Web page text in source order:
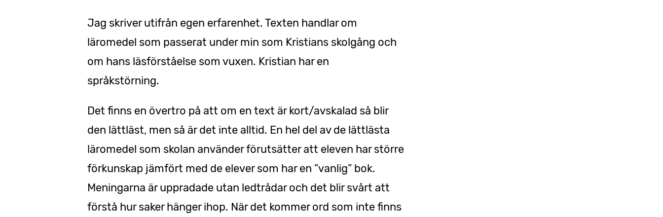
Jag skriver utifrån egen erfarenhet. Texten handlar om
läromedel som passerat under min som Kristians skolgång och
om hans läsförståelse som vuxen. Kristian har en
språkstörning.
Det finns en övertro på att om en text är kort/avskalad så blir
den lättläst, men så är det inte alltid. En hel del av de lättlästa
läromedel som skolan använder förutsätter att eleven har större
förkunskap jämfört med de elever som har en ”vanlig” bok.
Meningarna är uppradade utan ledtrådar och det blir svårt att
förstå hur saker hänger ihop. När det kommer ord som inte finns